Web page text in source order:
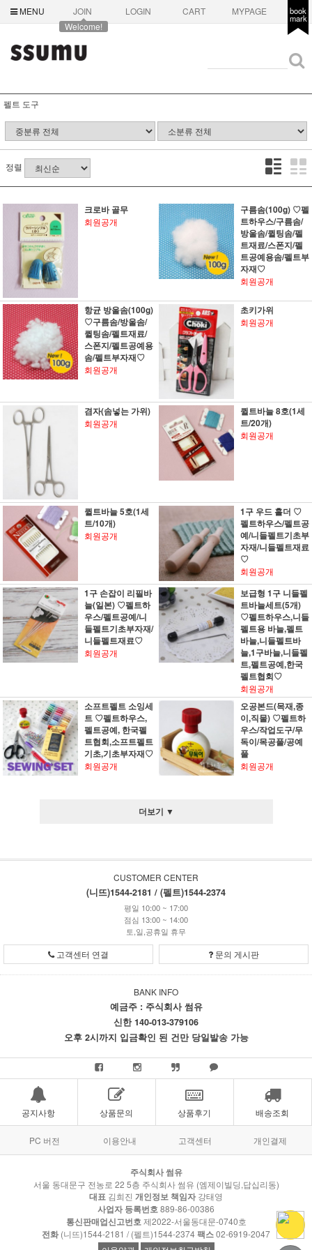
MENU
JOIN
Welcome!
LOGIN CART MYPAGE book
mark
펠트 도구
정렬
크로바 골무
회원공개
구름솜(100g) ♡펠
트하우스/구름솜/
방울솜/퀼팅솜/펠
트재료/스폰지/펠
트공예용솜/펠트부
자재♡
회원공개
항균 방울솜(100g)
♡구름솜/방울솜/
퀼팅솜/펠트재료/
스폰지/펠트공예용
솜/펠트부자재♡
회원공개
초키가위
회원공개
겸자(솜넣는 가위)
회원공개
퀼트바늘 8호(1세
트/20개)
회원공개
퀼트바늘 5호(1세
트/10개)
회원공개
1구 우드 홀더 ♡
펠트하우스/펠트공
예/니들펠트기초부
자재/니들펠트재료
♡
회원공개
1구 손잡이 리필바
늘(일본) ♡펠트하
우스/펠트공예/니
들펠트기초부자재/
니들펠트재료♡
회원공개
보급형 1구 니들펠
트바늘세트(5개)
♡펠트하우스,니들
펠트용 바늘,펠트
바늘,니들펠트바
늘,1구바늘,니들펠
트,펠트공예,한국
펠트협회♡
회원공개
소프트펠트 소잉세
트 ♡펠트하우스,
펠트공예, 한국펠
트협회,소프트펠트
기초,기초부자재♡
회원공개
오공본드(목재,종
이,직물) ♡펠트하
우스/작업도구/무
독이/목공풀/공예
풀
회원공개
더보기 ▼
CUSTOMER CENTER
(니뜨)1544-2181 / (펠트)1544-2374
평일 10:00 ~ 17:00
점심 13:00 ~ 14:00
토,일,공휴일 휴무
고객센터 연결 문의 게시판
BANK INFO
예금주 : 주식회사 썸유
신한 140-013-379106
오후 2시까지 입금확인 된 건만 당일발송 가능
공지사항 상품문의 상품후기 배송조회
PC 버전 이용안내 고객센터 개인결제
주식회사 썸유
서울 동대문구 전농로 22 5층 주식회사 썸유 (엠제이빌딩,답십리동)
대표 김희진 개인정보 책임자 강태영
사업자 등록번호889-86-00386
통신판매업신고번호 제2022-서울동대문-0740호
전화 (니뜨)1544-2181 / (펠트)1544-2374팩스02-6919-2047